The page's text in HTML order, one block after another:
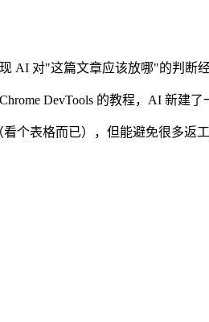
AI 对"这篇文章应该放哪"的判断经
DevTools 的教程，AI 新建
个表格而已），但能避免很多返工